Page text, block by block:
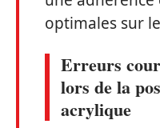
optimales sur
Erreurs
lors de la
acrylique